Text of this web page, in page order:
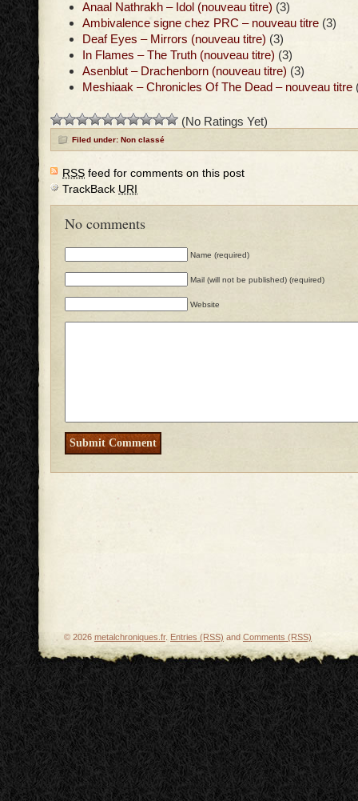
Anaal Nathrakh – Idol (nouveau titre) (3)
Ambivalence signe chez PRC – nouveau titre (3)
Deaf Eyes – Mirrors (nouveau titre) (3)
In Flames – The Truth (nouveau titre) (3)
Asenblut – Drachenborn (nouveau titre) (3)
Meshiaak – Chronicles Of The Dead – nouveau titre
(No Ratings Yet)
Filed under: Non classé
RSS feed for comments on this post
TrackBackURI
No comments
Name (required)
Mail (will not be published) (required)
Website
© 2026 metalchroniques.fr. Entries (RSS) and Comments (RSS)